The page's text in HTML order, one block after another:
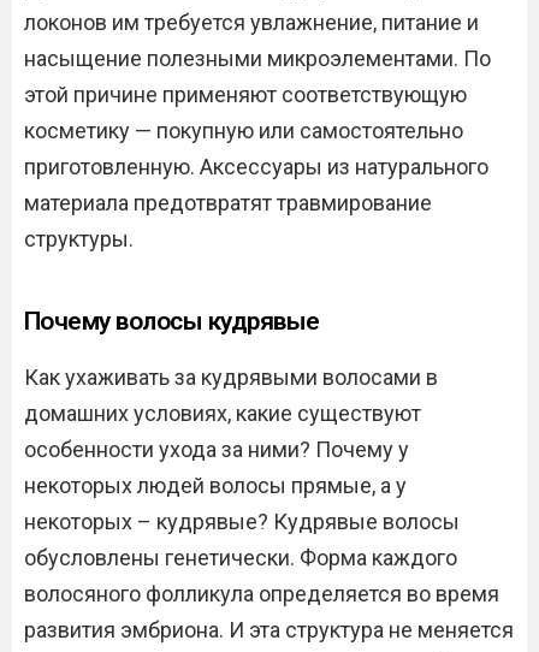
локонов им требуется увлажнение, питание и
насыщение полезными микроэлементами. По
этой причине применяют соответствующую
косметику — покупную или самостоятельно
приготовленную. Аксессуары из натурального
материала предотвратят травмирование
структуры.
Почему волосы кудрявые
Как ухаживать за кудрявыми волосами в
домашних условиях, какие существуют
особенности ухода за ними? Почему у
некоторых людей волосы прямые, а у
некоторых – кудрявые? Кудрявые волосы
обусловлены генетически. Форма каждого
волосяного фолликула определяется во время
развития эмбриона. И эта структура не меняется